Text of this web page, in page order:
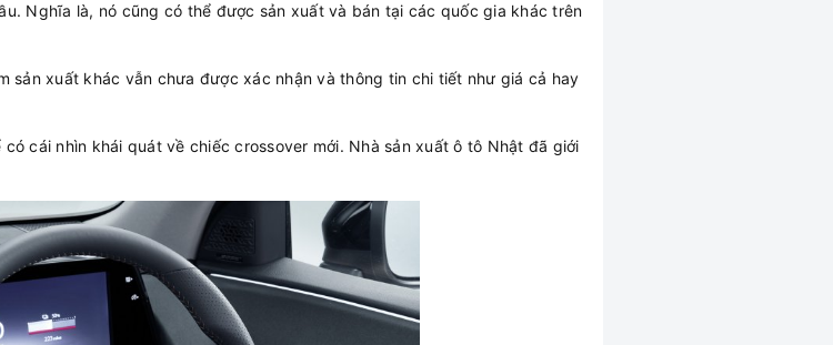
Nghĩa là, nó cũng có thể được sản xuất và bán tại các quốc gia khác trên
sản xuất khác vẫn chưa được xác nhận và thông tin chi tiết như giá cả hay
cái nhìn khái quát về chiếc crossover mới. Nhà sản xuất ô tô Nhật đã giới